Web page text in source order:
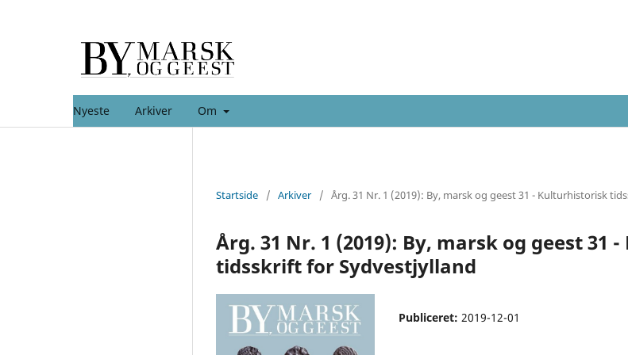
Nyeste Arkiver Om
Startside / Arkiver / Årg. 31 Nr. 1 (2019): By, marsk og geest 31 - Kulturhistorisk
Årg. 31 Nr. 1 (2019): By, marsk og geest 31
tidsskrift for Sydvestjylland
Publiceret: 2019-12-01